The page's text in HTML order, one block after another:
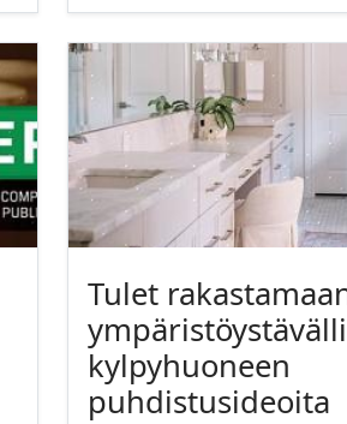
Tulet
kylpyhuoneen
puhdistusideoita